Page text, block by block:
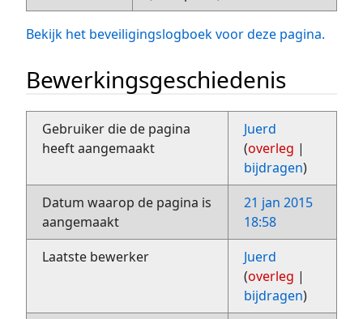
Bekijk het beveiligingslogboek voor deze pagina.
Bewerkingsgeschiedenis
Gebruiker die de pagina
heeft aangemaakt
Juerd
(overleg |
bijdragen)
Datum waarop de pagina is
aangemaakt
21 jan 2015
18:58
Laatste bewerker
Juerd
(overleg |
bijdragen)